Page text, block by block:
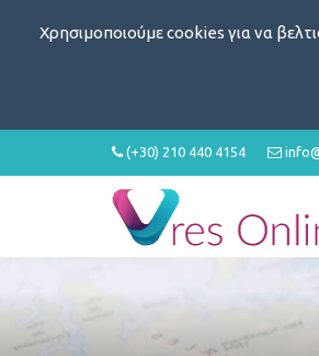
Χρησιμοποιούμε cookies για να
(+30) 210 440 4154